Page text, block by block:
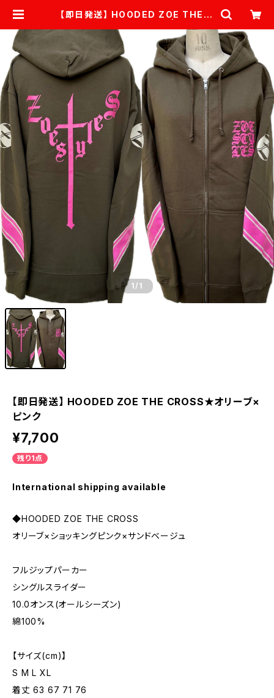
【即日発送】 HOODED ZOE THE C
1 /1
【即日発送】 HOODED ZOE THE CROSS★オリーブ×
ピンク
¥7,700
残り1点
International shipping available
◆HOODED ZOE THE CROSS
オリーブ×ショッキングピンク×サンドベージュ
フルジップパーカー
シングルスライダー
10.0オンス(オールシーズン)
綿100%
【サイズ(cm)】
S M L XL
着丈 63 67 71 76